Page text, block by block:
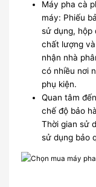
Máy pha cà
máy: Phiếu
sử dụng, hộp
chất lượng
nhận nhà
có nhiều nơi
phụ kiện.
Quan tâm
chế độ bảo
Thời gian sử
sử dụng bảo